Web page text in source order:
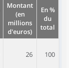
Montant
(en
millions
d'euros)
En %
du
total
26 100